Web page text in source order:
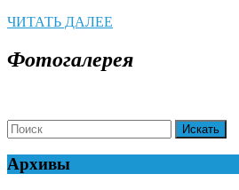
ЧИТАТЬ ДАЛЕЕ
Фотогалерея
Search
for:
Архивы